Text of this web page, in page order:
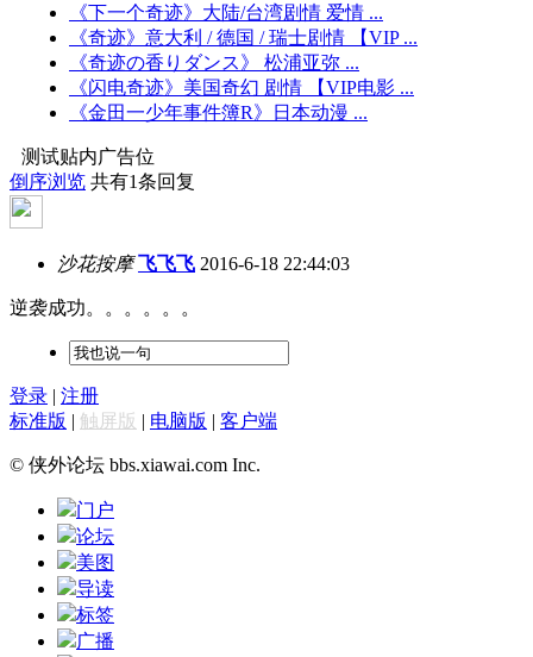
《下一个奇迹》大陆/台湾剧情 爱情 ...
《奇迹》意大利 / 德国 / 瑞士剧情 【VIP ...
《奇迹の香りダンス》 松浦亚弥 ...
《闪电奇迹》美国奇幻 剧情 【VIP电影 ...
《金田一少年事件簿R》日本动漫 ...
测试贴内广告位
倒序浏览 共有1条回复
沙花按摩 飞飞飞 2016-6-18 22:44:03
逆袭成功。。。。。。
登录 | 注册
标准版 | 触屏版 | 电脑版 | 客户端
© 侠外论坛 bbs.xiawai.com Inc.
门户
论坛
美图
导读
标签
广播